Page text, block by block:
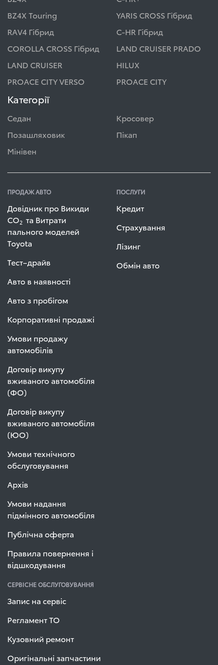
BZ4X Touring
YARIS CROSS Гібрид
RAV4 Гібрид
C-HR Гібрид
COROLLA CROSS Гібрид
LAND CRUISER PRADO
LAND CRUISER
HILUX
PROACE CITY VERSO
PROACE CITY
Категорії
Седан
Кросовер
Позашляховик
Пікап
Мінівен
ПРОДАЖ АВТО
Довідник про Викиди
СО2 та Витрати
пального моделей
Toyota
Тест–драйв
Авто в наявності
Авто з пробігом
Корпоративні продажі
Умови продажу
автомобілів
Договір викупу
вживаного автомобіля
(ФО)
Договір викупу
вживаного автомобіля
(ЮО)
Умови технічного
обслуговування
Архів
Умови надання
підмінного автомобіля
Публічна оферта
Правила повернення і
відшкодування
ПОСЛУГИ
Кредит
Страхування
Лізинг
Обмін авто
СЕРВІСНЕ ОБСЛУГОВУВАННЯ
Запис на сервіс
Регламент ТО
Кузовний ремонт
Оригінальні запчастини